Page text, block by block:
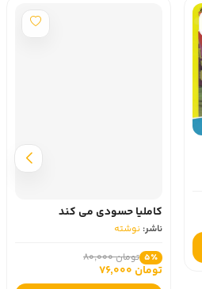
کاملیا حسودی می کند
ناشر: نوشته
5٪ تومان 80,000
تومان 76,000